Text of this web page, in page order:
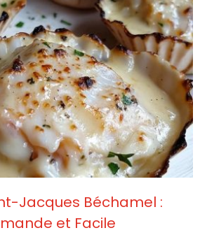
Jacques Béchamel :
et Facile